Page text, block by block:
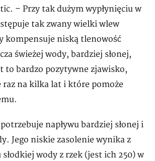
– Przy tak dużym wypłynięciu w
tak zwany wielki wlew
kompensuje niską tlenowość
świeżej wody, bardziej słonej,
to bardzo pozytywne zjawisko,
raz na kilka lat i które pomoże
napływu bardziej słonej i
Jego niskie zasolenie wynika z
słodkiej wody z rzek (jest ich 250) w